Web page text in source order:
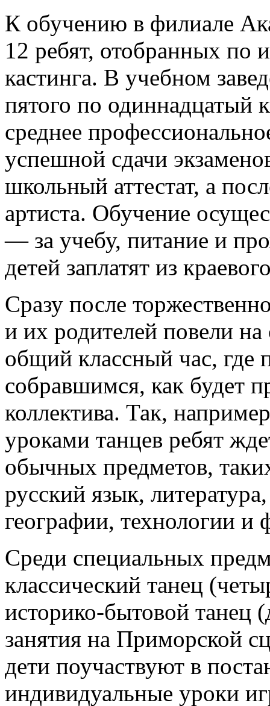
К обучению в филиале
12 ребят, отобранных по
кастинга. В учебном
пятого по одиннадцатый
среднее
успешной сдачи
школьный аттестат, а
артиста. Обучение
— за учебу, питание и
детей заплатят из
Сразу после
и их родителей повели
общий классный час, где
собравшимся, как будет
коллектива. Так,
уроками танцев ребят
обычных предметов,
русский язык,
географии, технологии и
Среди специальных
классический танец
историко-бытовой танец
занятия на Приморской
дети поучаствуют в
индивидуальные уроки